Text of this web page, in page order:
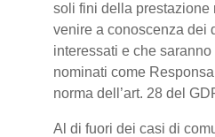
soli fini della prestazione
venire a conoscenza dei
interessati e che
nominati come
norma dell’art. 28 del
Al di fuori dei casi di